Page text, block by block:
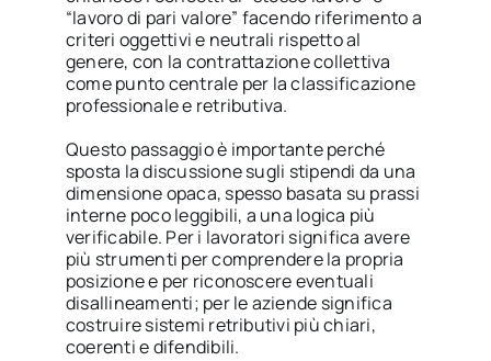
“lavoro di pari valore” facendo riferimento a
criteri oggettivi e neutrali rispetto al
genere, con la contrattazione collettiva
come punto centrale per la classificazione
professionale e retributiva.
Questo passaggio è importante perché
sposta la discussione sugli stipendi da una
dimensione opaca, spesso basata su prassi
interne poco leggibili, a una logica più
verificabile. Per i lavoratori significa avere
più strumenti per comprendere la propria
posizione e per riconoscere eventuali
disallineamenti; per le aziende significa
costruire sistemi retributivi più chiari,
coerenti e difendibili.